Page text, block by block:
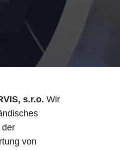
s.r.o. Wir
der
von